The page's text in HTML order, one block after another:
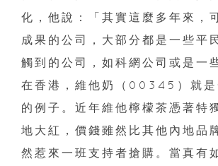
化，他說：「其實這麼多年來，
成果的公司，大部分都是一些平
觸到的公司，如科網公司或是一
在香港，維他奶（00345）就是
的例子。近年維他檸檬茶憑著特
地大紅，價錢雖然比其他內地品
然惹來一班支持者搶購。當真有